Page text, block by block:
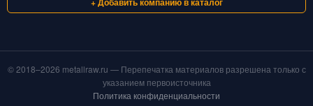
© 2018–2026 metallraw.ru — Перепечатка материалов разрешена только с
указанием первоисточника
Политика конфиденциальности